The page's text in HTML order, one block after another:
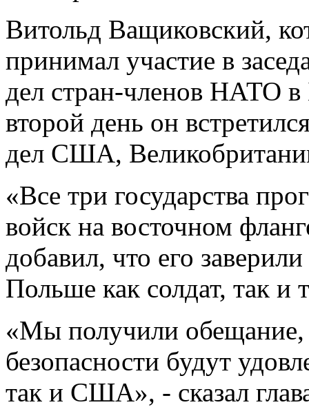
Витольд Ващиковский,
принимал участие в
дел стран-членов НАТО в
второй день он
дел США,
«Все три государства
войск на восточном
добавил, что его
Польше как солдат, так и
«Мы получили обещание,
безопасности будут
так и США», - сказал